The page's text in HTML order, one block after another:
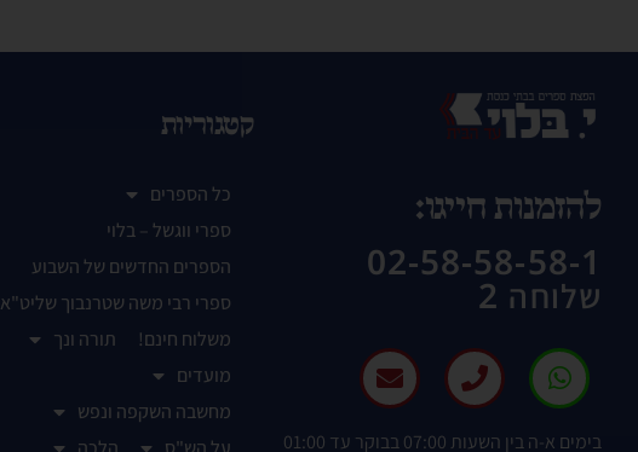
להזמנות חייגו:
02-58-58-58-1
שלוחה 2
בימים א-ה בין השעות 07:00 בבוקר עד 01:00
קטגוריות
כל הספרים
ספרי ווגשל – בלוי
הספרים החדשים של השבוע
ספרי רבי משה שטרנבוך שליט"א
משלוח חינם!
תורה ונך
מועדים
מחשבה השקפה ונפש